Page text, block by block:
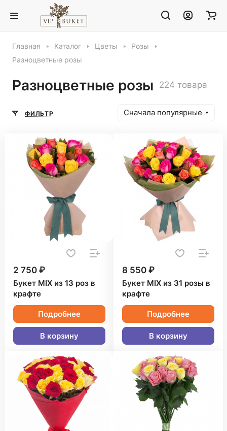
Главная Каталог Цветы
Розы
Разноцветные розы
Разноцветные розы 224 товара
ФИЛЬТР Сначала популярные
2 750 ₽
Букет MIX из 13 роз в
крафте
Подробнее
В корзину
8 550 ₽
Букет MIX из 31 розы в
крафте
Подробнее
В корзину